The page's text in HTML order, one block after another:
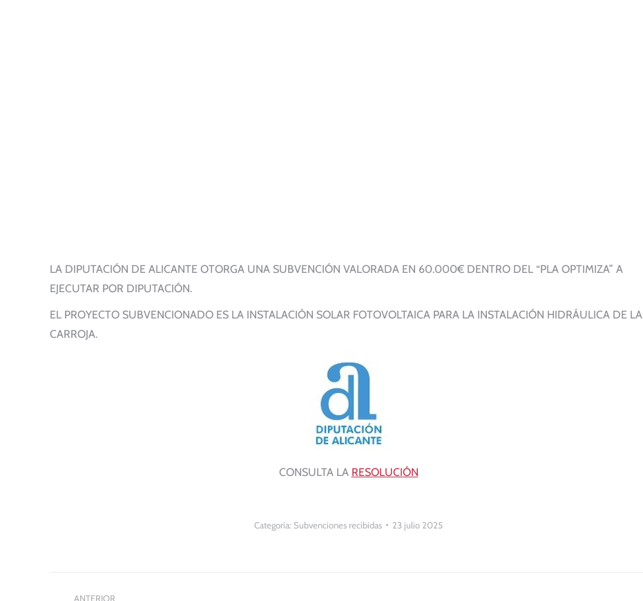
LA DIPUTACIÓN DE ALICANTE OTORGA UNA SUBVENCIÓN VALORADA EN 60.000€ DENTRO DEL “PLA OPTIMIZA” A
EJECUTAR POR DIPUTACIÓN.
EL PROYECTO SUBVENCIONADO ES LA INSTALACIÓN SOLAR FOTOVOLTAICA PARA LA INSTALACIÓN HIDRÁULICA DE LA
CARROJA.
CONSULTA LA RESOLUCIÓN
Categoría: Subvenciones recibidas 23 julio 2025
ANTERIOR